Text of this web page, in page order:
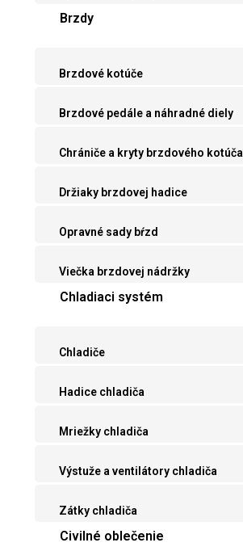
Brzdy
Brzdové kotúče
Brzdové pedále a náhradné diely
Chrániče a kryty brzdového kotúča
Držiaky brzdovej hadice
Opravné sady bŕzd
Viečka brzdovej nádržky
Chladiaci systém
Chladiče
Hadice chladiča
Mriežky chladiča
Výstuže a ventilátory chladiča
Zátky chladiča
Civilné oblečenie